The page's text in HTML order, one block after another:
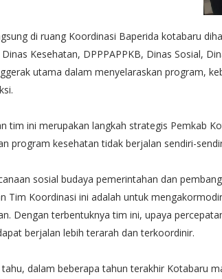
di ruang Koordinasi Baperida kotabaru
Kesehatan, DPPPAPPKB, Dinas Sosial,
utama dalam menyelaraskan program,
tim ini merupakan langkah strategis Pemkab
program kesehatan tidak berjalan sendiri-
sosial budaya pemerintahan dan
Tim Koordinasi ini adalah untuk
Dengan terbentuknya tim ini, upaya
berjalan lebih terarah dan terkoordinir.
dalam beberapa tahun terakhir Kotabaru